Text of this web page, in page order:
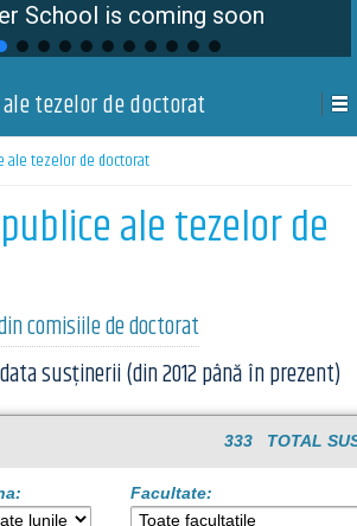
School is coming soon
tezelor de doctorat
ale tezelor de doctorat
ale tezelor de
comisiile de doctorat
susținerii (din 2012 până în prezent)
333 TOTAL
Facultate: